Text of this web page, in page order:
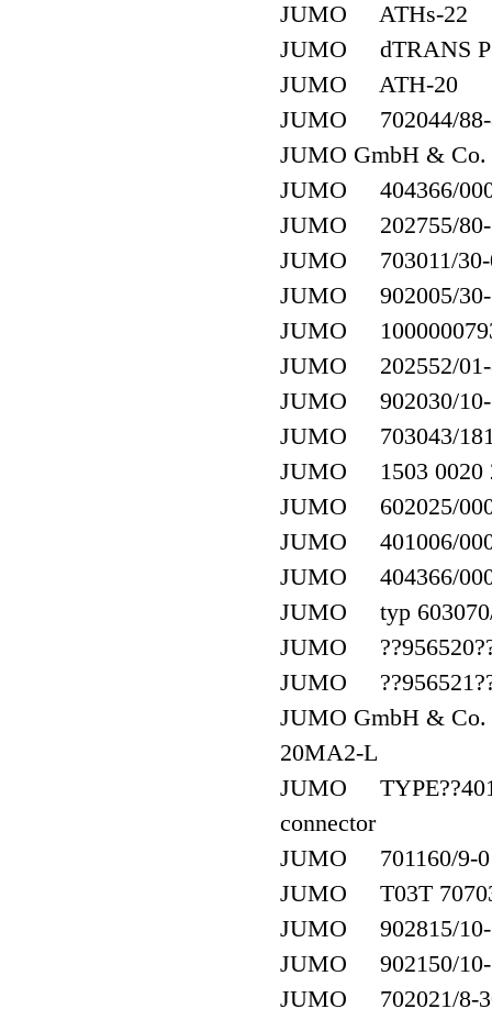
JUMO ATHs-22
JUMO dTRANS
JUMO ATH-20
JUMO 702044/88-
JUMO GmbH & Co.
JUMO 404366/
JUMO 202755/80-
JUMO 703011/30-
JUMO 902005/30-
JUMO
JUMO 202552/01-
JUMO 902030/10-
JUMO 703043/
JUMO 1503 0020
JUMO 602025/
JUMO 401006/
JUMO 404366/000
JUMO typ 603070/
JUMO
JUMO
JUMO GmbH & Co.
20MA2-L
JUMO
connector
JUMO 701160/9-
JUMO T03T
JUMO 902815/10-
JUMO 902150/10-
JUMO 702021/8-